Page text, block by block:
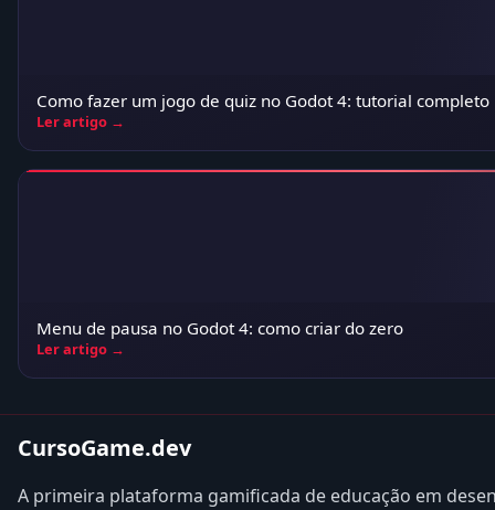
Como fazer um jogo de quiz no Godot 4: tutorial completo
Ler artigo →
Menu de pausa no Godot 4: como criar do zero
Ler artigo →
CursoGame.dev
A primeira plataforma gamificada de educação em